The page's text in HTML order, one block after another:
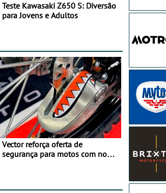
Teste Kawasaki Z650 S: Diversão
para Jovens e Adultos
Vector reforça oferta de
segurança para motos com nova